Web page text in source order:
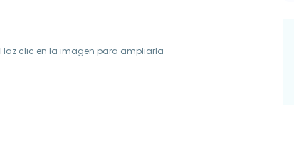
Haz clic en la imagen para ampliarla